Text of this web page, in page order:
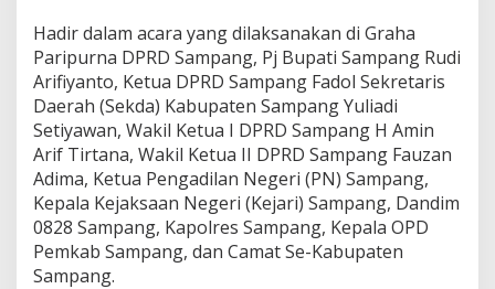
Hadir dalam acara yang dilaksanakan di Graha
Paripurna DPRD Sampang, Pj Bupati Sampang Rudi
Arifiyanto, Ketua DPRD Sampang Fadol Sekretaris
Daerah (Sekda) Kabupaten Sampang Yuliadi
Setiyawan, Wakil Ketua I DPRD Sampang H Amin
Arif Tirtana, Wakil Ketua II DPRD Sampang Fauzan
Adima, Ketua Pengadilan Negeri (PN) Sampang,
Kepala Kejaksaan Negeri (Kejari) Sampang, Dandim
0828 Sampang, Kapolres Sampang, Kepala OPD
Pemkab Sampang, dan Camat Se-Kabupaten
Sampang.